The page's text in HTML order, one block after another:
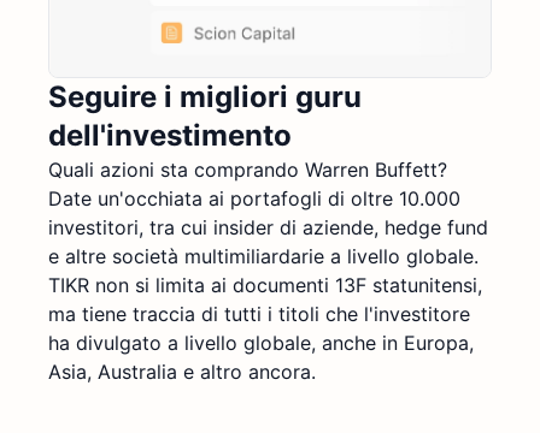
Seguire i migliori guru
dell'investimento
Quali azioni sta comprando Warren Buffett?
Date un'occhiata ai portafogli di oltre 10.000
investitori, tra cui insider di aziende, hedge fund
e altre società multimiliardarie a livello globale.
TIKR non si limita ai documenti 13F statunitensi,
ma tiene traccia di tutti i titoli che l'investitore
ha divulgato a livello globale, anche in Europa,
Asia, Australia e altro ancora.